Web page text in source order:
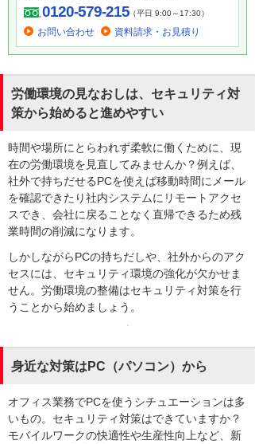
0120-579-215（平日 9:00～17:30）
お問い合わせ 資料請求・お見積り
労働環境の見なおしは、セキュリティ対
策から始めると進めやすい
時間や場所にとらわれず柔軟に働くために、現
在の労働環境を見直してみませんか？例えば、
社外で持ちだせるPCを使えば移動時間にメール
を確認できたり社内システムにリモートアクセ
スでき、会社に戻ることなく直帰できるため残
業時間の削減になります。
しかしながらPCの持ちだしや、社外からのアク
セスには、セキュリティ環境の強化が欠かせま
せん。労働環境の整備はセキュリティ対策を行
うことから始めましょう。
身近な対策はPC（パソコン）から
オフィス業務でPCを使うシチュエーションは多
いもの。セキュリティ対策はできていますか？
モバイルワークの快適性や生産性向上など、新